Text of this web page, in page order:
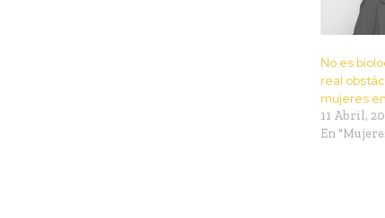
No es
real
mujeres
11 Abril,
En